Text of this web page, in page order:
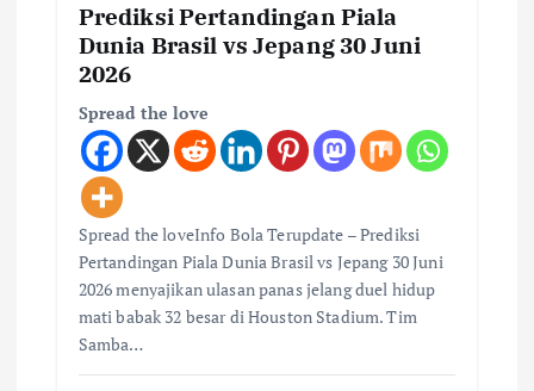
Prediksi Pertandingan Piala
Dunia Brasil vs Jepang 30 Juni
2026
Spread the love
Spread the loveInfo Bola Terupdate – Prediksi
Pertandingan Piala Dunia Brasil vs Jepang 30 Juni
2026 menyajikan ulasan panas jelang duel hidup
mati babak 32 besar di Houston Stadium. Tim
Samba…